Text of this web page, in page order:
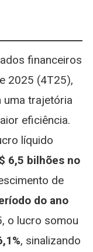
Lucro
Cresce
Mostra
Recuperação
financeiros
2025 (4T25),
trajetória
eficiência.
líquido
6,5 bilhões no
de
do ano
o lucro somou
, sinalizando